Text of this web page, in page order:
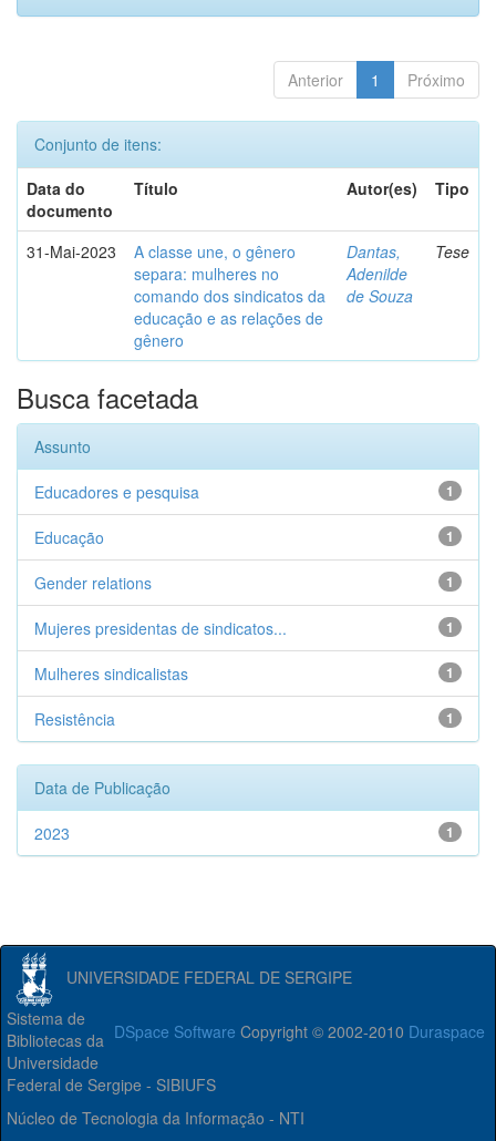
Anterior 1 Próximo
Conjunto de itens:
Data do
documento
Título Autor(es) Tipo
31-Mai-2023
A classe une, o gênero
separa: mulheres no
comando dos sindicatos da
educação e as relações de
gênero
Dantas,
Adenilde
de Souza
Tese
Busca facetada
Assunto
1
Educadores e pesquisa
1
Educação
1
Gender relations
1
Mujeres presidentas de sindicatos...
1
Mulheres sindicalistas
1
Resistência
Data de Publicação
1
2023
UNIVERSIDADE FEDERAL DE SERGIPE
DSpace Software Copyright © 2002-2010 Duraspace
Sistema de
Bibliotecas da
Universidade
Federal de Sergipe - SIBIUFS
Núcleo de Tecnologia da Informação - NTI